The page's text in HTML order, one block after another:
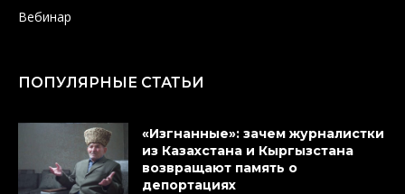
Вебинар
ПОПУЛЯРНЫЕ СТАТЬИ
«Изгнанные»: зачем журналистки
из Казахстана и Кыргызстана
возвращают память о
депортациях